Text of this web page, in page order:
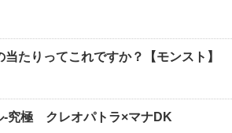
たりってこれですか？【モンスト】
-究極 クレオパトラ×マナDK